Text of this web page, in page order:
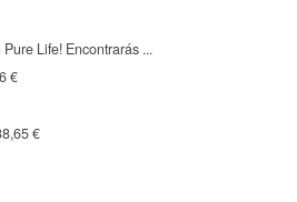
Life! Encontrarás ...
€
€